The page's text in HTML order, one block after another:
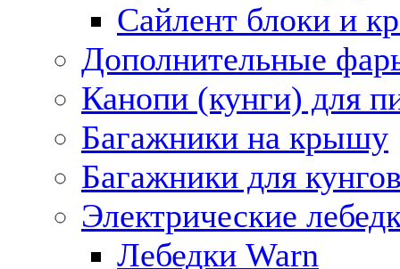
Сайлент блоки и
Дополнительные
Канопи (кунги) для
Багажники на крышу
Багажники для
Электрические
Лебедки Warn